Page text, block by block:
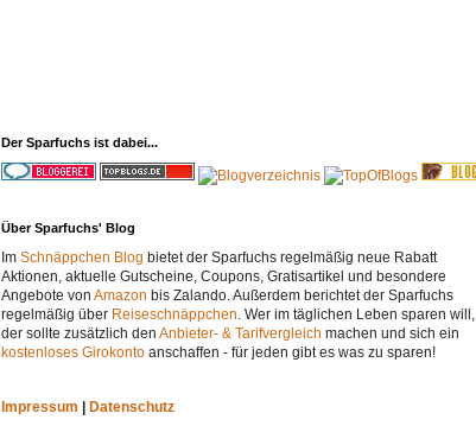
Der Sparfuchs ist dabei...
Über Sparfuchs' Blog
Im Schnäppchen Blog bietet der Sparfuchs regelmäßig neue Rabatt
Aktionen, aktuelle Gutscheine, Coupons, Gratisartikel und besondere
Angebote von Amazon bis Zalando. Außerdem berichtet der Sparfuchs
regelmäßig über Reiseschnäppchen. Wer im täglichen Leben sparen will,
der sollte zusätzlich den Anbieter- & Tarifvergleich machen und sich ein
kostenloses Girokonto anschaffen - für jeden gibt es was zu sparen!
Impressum Datenschutz